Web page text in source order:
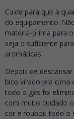
Cuide para que a
do equipamento.
matéria-prima para
seja o suficiente
aromáticas.
Depois de
bico virado pra cima
todo o gás foi
com muito cuidado
cor e roubou todo o